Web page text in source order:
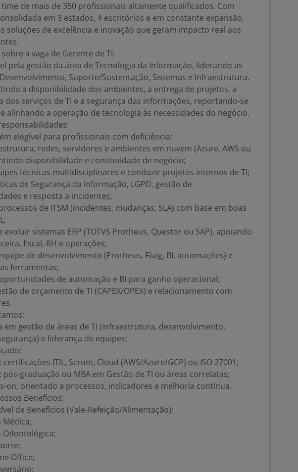
de mais de 350 profissionais altamente qualificados. Com
em 3 estados, 4 escritórios e em constante expansão,
soluções de excelência e inovação que geram impacto real aos
a vaga de Gerente de TI:
pela gestão da área de Tecnologia da Informação, liderando as
Suporte/Sustentação, Sistemas e Infraestrutura.
a disponibilidade dos ambientes, a entrega de projetos, a
dos serviços de TI e a segurança das informações, reportando-se
alinhando a operação de tecnologia às necessidades do negócio.
elegível para profissionais com deficiência;
redes, servidores e ambientes em nuvem (Azure, AWS ou
disponibilidade e continuidade de negócio;
técnicas multidisciplinares e conduzir projetos internos de TI;
de Segurança da Informação, LGPD, gestão de
e resposta a incidentes;
de ITSM (incidentes, mudanças, SLA) com base em boas
evoluir sistemas ERP (TOTVS Protheus, Questor ou SAP), apoiando
fiscal, RH e operações;
de desenvolvimento (Protheus, Fluig, BI, automações) e
ferramentas;
de automação e BI para ganho operacional;
de orçamento de TI (CAPEX/OPEX) e relacionamento com
em gestão de áreas de TI (infraestrutura, desenvolvimento,
e liderança de equipes;
ITIL, Scrum, Cloud (AWS/Azure/GCP) ou ISO 27001;
pós-graduação ou MBA em Gestão de TI ou áreas correlatas;
on, orientado a processos, indicadores e melhoria contínua.
Benefícios:
de Benefícios (Vale-Refeição/Alimentação);
Médica;
Odontológica;
Office;